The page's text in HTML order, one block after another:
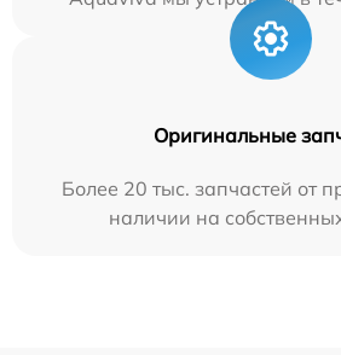
Оригинальные
Более 20 тыс. запчастей от
наличии на